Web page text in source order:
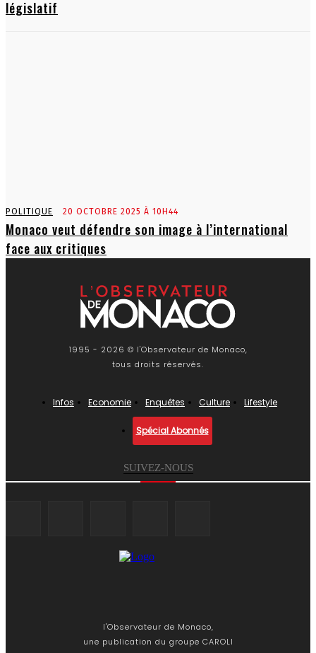
législatif
POLITIQUE 20 OCTOBRE 2025 À 10H44
Monaco veut défendre son image à l’international
face aux critiques
1995 - 2026 © l'Observateur de Monaco,
tous droits réservés.
Infos Economie Enquêtes Culture Lifestyle
Spécial Abonnés
SUIVEZ-NOUS
l'Observateur de Monaco,
une publication du groupe CAROLI